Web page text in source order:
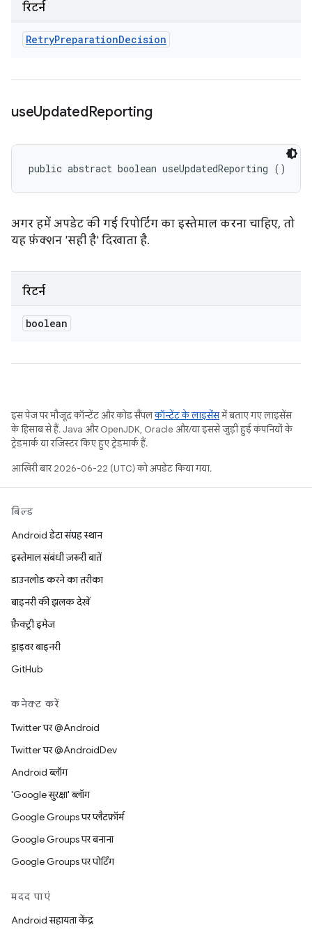
रिटर्न
RetryPreparationDecision
useUpdatedReporting
public abstract boolean useUpdatedReporting ()
अगर हमें अपडेट की गई रिपोर्टिंग का इस्तेमाल करना चाहिए, तो
यह फ़ंक्शन 'सही है' दिखाता है.
रिटर्न
boolean
इस पेज पर मौजूद कॉन्टेंट और कोड सैंपलकॉन्टेंट के लाइसेंसमें बताए गए लाइसेंस
के हिसाब से हैं. Java और OpenJDK, Oracle और/या इससे जुड़ी हुई कंपनियों के
ट्रेडमार्क या रजिस्टर किए हुए ट्रेडमार्क हैं.
आखिरी बार 2026-06-22 (UTC) को अपडेट किया गया.
बिल्ड
Android डेटा संग्रह स्थान
इस्तेमाल संबंधी ज़रूरी बातें
डाउनलोड करने का तरीका
बाइनरी की झलक देखें
फ़ैक्ट्री इमेज
ड्राइवर बाइनरी
GitHub
कनेक्ट करें
Twitter पर @Android
Twitter पर @AndroidDev
Android ब्लॉग
'Google सुरक्षा' ब्लॉग
Google Groups पर प्लैटफ़ॉर्म
Google Groups पर बनाना
Google Groups पर पोर्टिंग
मदद पाएं
Android सहायता केंद्र